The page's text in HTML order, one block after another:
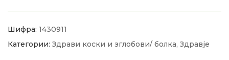
Шифра: 1430911
Категории: Здрави коски и зглобови/ болка, Здравје